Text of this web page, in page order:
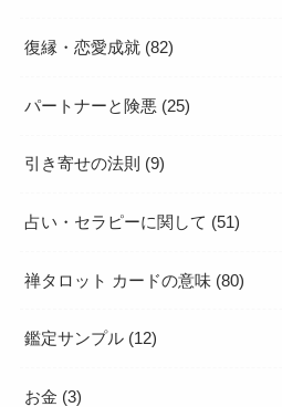
復縁・恋愛成就 (82)
パートナーと険悪 (25)
引き寄せの法則 (9)
占い・セラピーに関して (51)
禅タロット カードの意味 (80)
鑑定サンプル (12)
お金 (3)